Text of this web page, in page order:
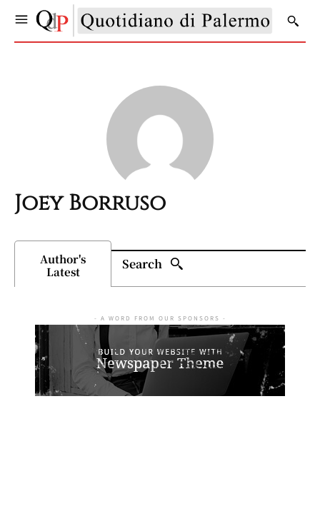
Joey Borruso
Author's
Latest
Search
- A WORD FROM OUR SPONSORS -